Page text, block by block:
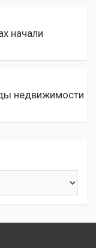
начали
недвижимости